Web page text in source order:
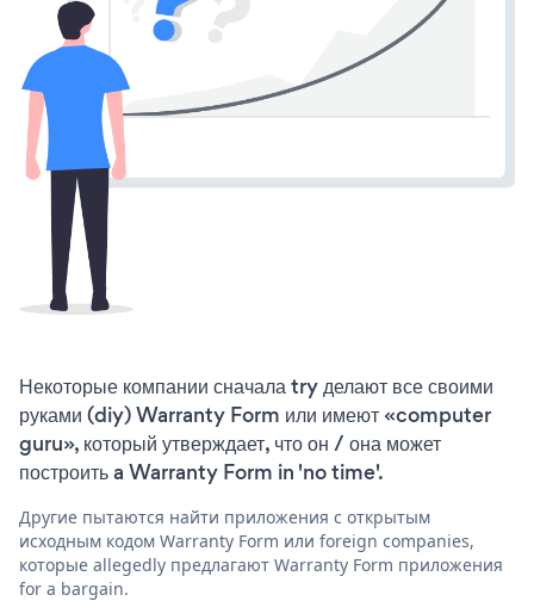
Некоторые компании сначала try делают все своими
руками (diy) Warranty Form или имеют «computer
guru», который утверждает, что он / она может
построить a Warranty Form in 'no time'.
Другие пытаются найти приложения с открытым
исходным кодом Warranty Form или foreign companies,
которые allegedly предлагают Warranty Form приложения
for a bargain.